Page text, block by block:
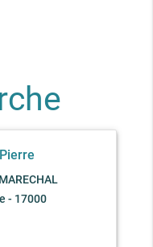
- 17000